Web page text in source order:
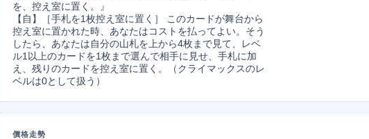
を、控え室に置く。』
【自】［手札を1枚控え室に置く］ このカードが舞台から
控え室に置かれた時、あなたはコストを払ってよい。そう
したら、あなたは自分の山札を上から4枚まで見て、レベ
ル1以上のカードを1枚まで選んで相手に見せ、手札に加
え、残りのカードを控え室に置く。（クライマックスのレ
ベルは0として扱う）
價格走勢